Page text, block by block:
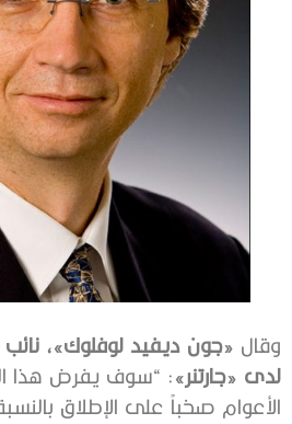
وقال «جون ديفيد لوفلوك»، نائب
لدى «جارتنر»: “سوف يفرض هذا
الأعوام صخباً على الإطلاق